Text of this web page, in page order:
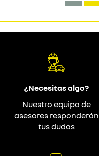
¿Necesitas algo?
Nuestro equipo de
asesores responderán
tus dudas